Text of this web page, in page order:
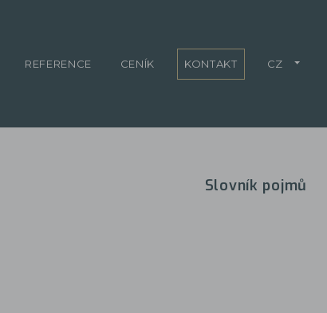
Slovník pojmů
REFERENCE CENÍK KONTAKT CZ